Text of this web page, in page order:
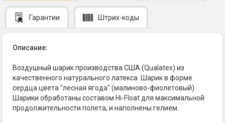
Гарантии Штрих-коды
Описание:
Воздушный шарик производства США (Qualatex) из
качественного натурального латекса. Шарик в форме
сердца цвета "лесная ягода" (малиново-фиолетовый).
Шарики обработаны составом Hi-Float для максимальной
продолжительности полета, и наполнены гелием.